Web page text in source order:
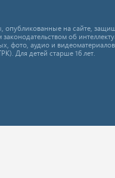
опубликованные на сайте,
об
фото, аудио и
Для детей старше 16 лет.